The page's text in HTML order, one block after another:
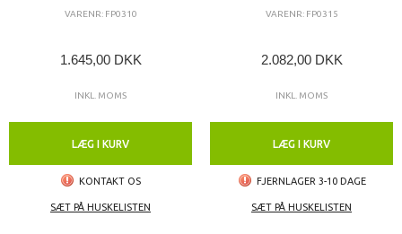
VARENR: FP0310
1.645,00 DKK
INKL. MOMS
LÆG I KURV
KONTAKT OS
SÆT PÅ HUSKELISTEN
VARENR: FP0315
2.082,00 DKK
INKL. MOMS
LÆG I KURV
FJERNLAGER 3-10 DAGE
SÆT PÅ HUSKELISTEN